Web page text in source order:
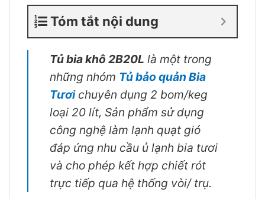
Tóm tắt nội dung
Tủ bia khô 2B20L là một trong
những nhóm Tủ bảo quản Bia
Tươichuyên dụng 2 bom/keg
loại 20 lít, Sản phẩm sử dụng
công nghệ làm lạnh quạt gió
đáp ứng nhu cầu ủ lạnh bia tươi
và cho phép kết hợp chiết rót
trực tiếp qua hệ thống vòi/ trụ.